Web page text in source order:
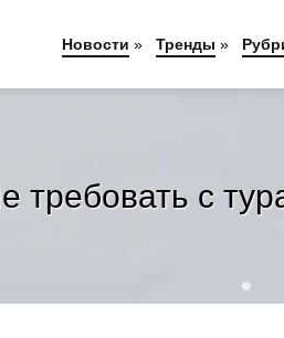
требовать с
Новости » Тренды »